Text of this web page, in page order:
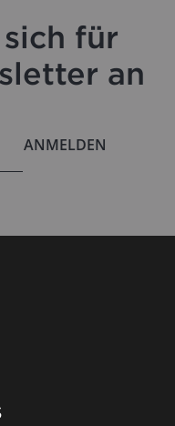
für
an
ANMELDEN